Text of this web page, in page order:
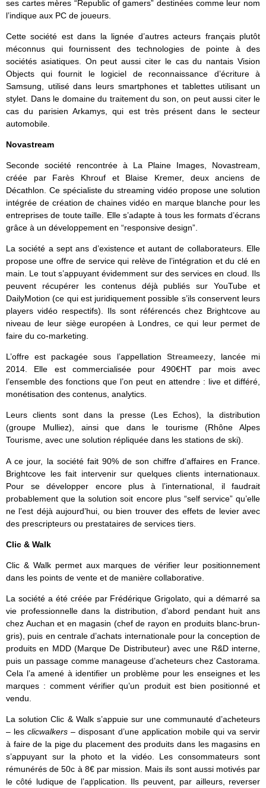
ses cartes mères “Republic of gamers” destinées comme leur nom
l’indique aux PC de joueurs.
Cette société est dans la lignée d’autres acteurs français plutôt
méconnus qui fournissent des technologies de pointe à des
sociétés asiatiques. On peut aussi citer le cas du nantais Vision
Objects qui fournit le logiciel de reconnaissance d’écriture à
Samsung, utilisé dans leurs smartphones et tablettes utilisant un
stylet. Dans le domaine du traitement du son, on peut aussi citer le
cas du parisien Arkamys, qui est très présent dans le secteur
automobile.
Novastream
Seconde société rencontrée à La Plaine Images, Novastream,
créée par Farès Khrouf et Blaise Kremer, deux anciens de
Décathlon. Ce spécialiste du streaming vidéo propose une solution
intégrée de création de chaines vidéo en marque blanche pour les
entreprises de toute taille. Elle s’adapte à tous les formats d’écrans
grâce à un développement en “responsive design”.
La société a sept ans d’existence et autant de collaborateurs. Elle
propose une offre de service qui relève de l’intégration et du clé en
main. Le tout s’appuyant évidemment sur des services en cloud. Ils
peuvent récupérer les contenus déjà publiés sur YouTube et
DailyMotion (ce qui est juridiquement possible s’ils conservent leurs
players vidéo respectifs). Ils sont référencés chez Brightcove au
niveau de leur siège européen à Londres, ce qui leur permet de
faire du co-marketing.
L’offre est packagée sous l’appellation Streameezy, lancée mi
2014. Elle est commercialisée pour 490€HT par mois avec
l’ensemble des fonctions que l’on peut en attendre : live et différé,
monétisation des contenus, analytics.
Leurs clients sont dans la presse (Les Echos), la distribution
(groupe Mulliez), ainsi que dans le tourisme (Rhône Alpes
Tourisme, avec une solution répliquée dans les stations de ski).
A ce jour, la société fait 90% de son chiffre d’affaires en France.
Brightcove les fait intervenir sur quelques clients internationaux.
Pour se développer encore plus à l’international, il faudrait
probablement que la solution soit encore plus “self service” qu’elle
ne l’est déjà aujourd’hui, ou bien trouver des effets de levier avec
des prescripteurs ou prestataires de services tiers.
Clic & Walk
Clic & Walk permet aux marques de vérifier leur positionnement
dans les points de vente et de manière collaborative.
La société a été créée par Frédérique Grigolato, qui a démarré sa
vie professionnelle dans la distribution, d’abord pendant huit ans
chez Auchan et en magasin (chef de rayon en produits blanc-brun-
gris), puis en centrale d’achats internationale pour la conception de
produits en MDD (Marque De Distributeur) avec une R&D interne,
puis un passage comme manageuse d’acheteurs chez Castorama.
Cela l’a amené à identifier un problème pour les enseignes et les
marques : comment vérifier qu’un produit est bien positionné et
vendu.
La solution Clic & Walk s’appuie sur une communauté d’acheteurs
– lesclicwalkers– disposant d’une application mobile qui va servir
à faire de la pige du placement des produits dans les magasins en
s’appuyant sur la photo et la vidéo. Les consommateurs sont
rémunérés de 50c à 8€ par mission. Mais ils sont aussi motivés par
le côté ludique de l’application. Ils peuvent, par ailleurs, reverser